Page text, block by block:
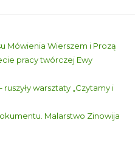
Mówienia Wierszem i Prozą
pracy twórczej Ewy
warsztaty „Czytamy i
Malarstwo Zinowija